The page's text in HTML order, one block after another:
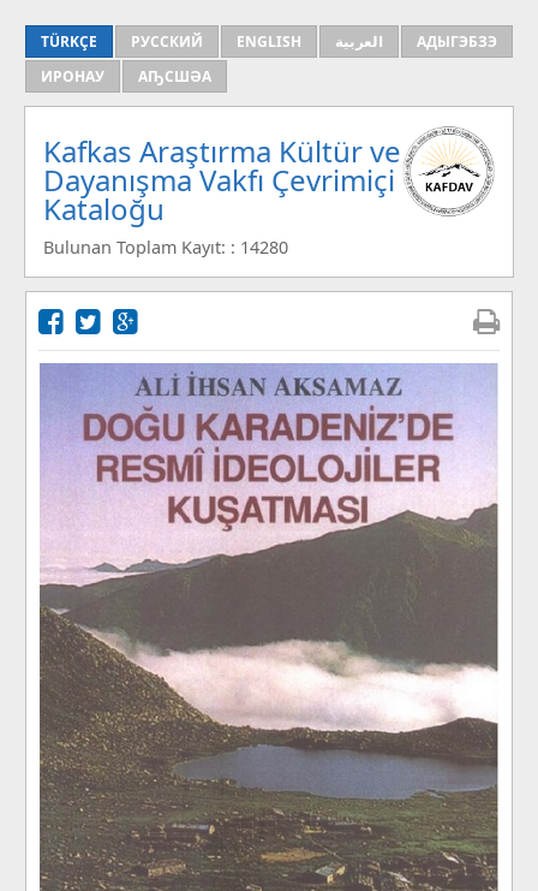
TÜRKÇE РУССКИЙ ENGLISH العربية
АДЫГЭБЗЭ
ИРОНАУ
АҦСШӘА
Kafkas Araştırma Kültür ve
Dayanışma Vakfı Çevrimiçi
Kataloğu
Bulunan Toplam Kayıt: : 14280